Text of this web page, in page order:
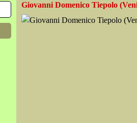
Giovanni Domenico Tiepolo